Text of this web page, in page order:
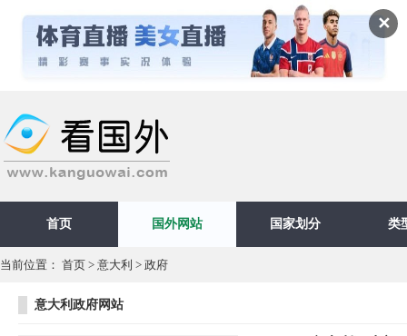
✕
首页 国外网站 国家划分 类
当前位置： 首页 > 意大利 > 政府
意大利政府网站